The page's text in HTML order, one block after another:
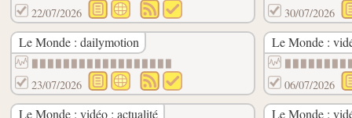
22/07/2026 30/07/2026
Le Monde : dailymotion
23/07/2026
Le Monde :
06/07/2026
Le Monde : vidéo : actualité Le Monde :